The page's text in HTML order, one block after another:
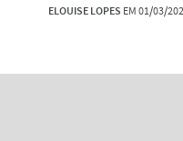
ELOUISE LOPES EM 01/03/